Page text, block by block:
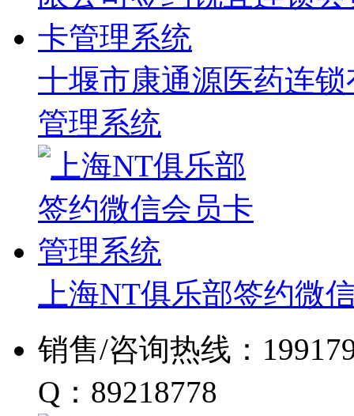
十堰市康通源医药连
管理系统
上海NT俱乐部签约微
销售/咨询热线：
Q：89218778